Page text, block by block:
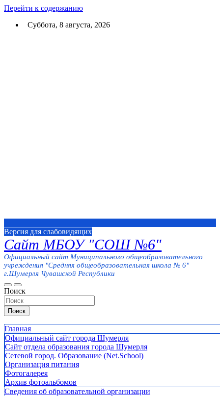
Перейти к содержанию
Суббота, 8 августа, 2026
Версия для слабовидящих
Сайт МБОУ "СОШ №6"
Официальный сайт Муниципального общеобразовательного
учреждения "Средняя общеобразовательная школа № 6"
г.Шумерля Чувашской Республики
Поиск
Поиск
Главная
Официальный сайт города Шумерля
Сайт отдела образования города Шумерля
Сетевой город. Образование (Net.School)
Организация питания
Фотогалерея
Архив фотоальбомов
Сведения об образовательной организации